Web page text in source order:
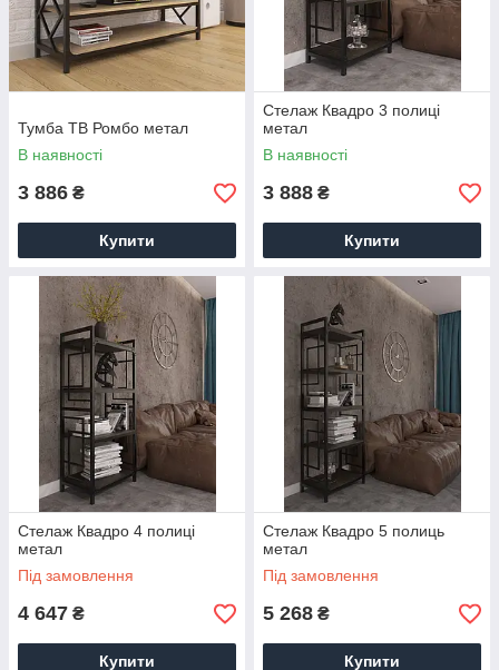
Тумба ТВ Ромбо метал
В наявності
3 886 ₴
Купити
Стелаж Квадро 3 полиці
метал
В наявності
3 888 ₴
Купити
Стелаж Квадро 4 полиці
метал
Під замовлення
4 647 ₴
Купити
Стелаж Квадро 5 полиць
метал
Під замовлення
5 268 ₴
Купити